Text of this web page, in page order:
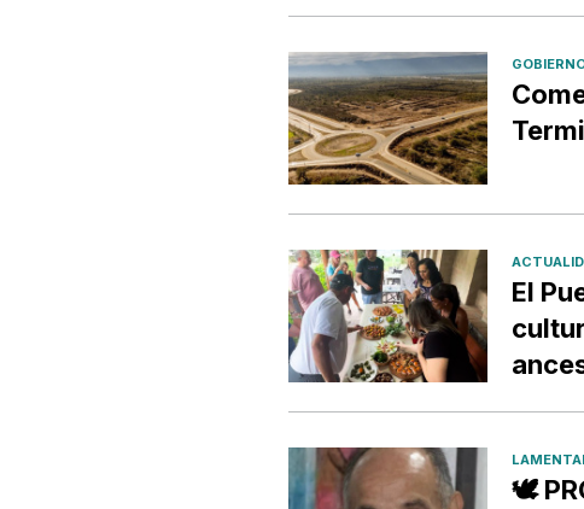
El
🕊️